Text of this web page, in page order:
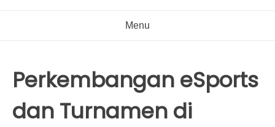
Menu
Perkembangan eSports
dan Turnamen di